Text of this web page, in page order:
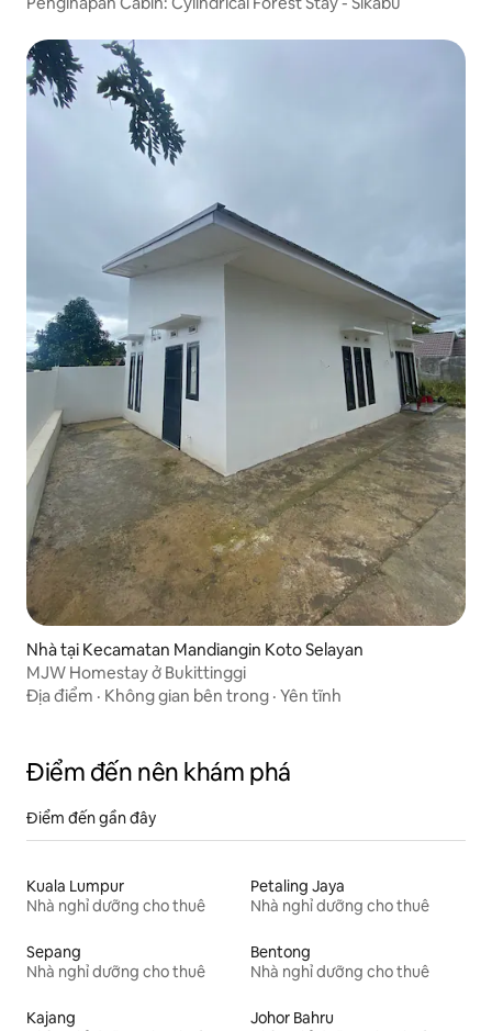
Nhà tại Kecamatan Mandiangin Koto Selayan
MJW Homestay ở Bukittinggi
Địa điểm · Không gian bên trong · Yên tĩnh
Điểm đến nên khám phá
Điểm đến gần đây
Kuala Lumpur
Nhà nghỉ dưỡng cho thuê
Petaling Jaya
Nhà nghỉ dưỡng cho thuê
Sepang
Nhà nghỉ dưỡng cho thuê
Bentong
Nhà nghỉ dưỡng cho thuê
Kajang
Johor Bahru